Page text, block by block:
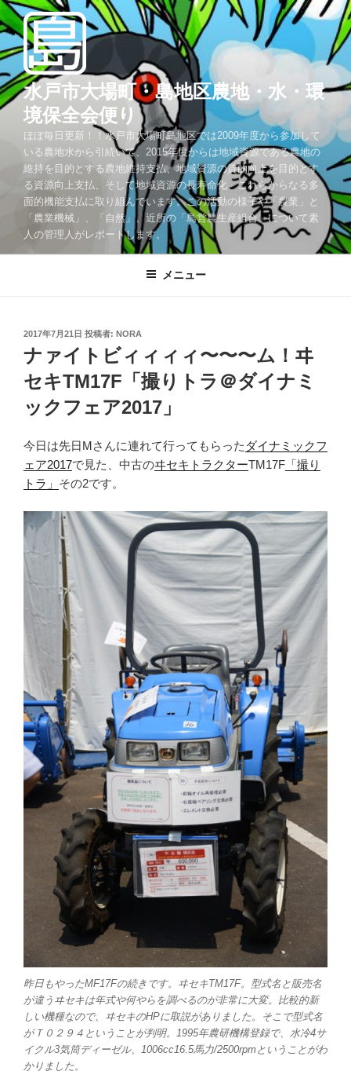
コ
ン
テ
ン
ツ
へ
水戸市大場町・島地区農地・水・環
境保全会便り
ほぼ毎日更新！！水戸市大場町島地区では2009年度から参加して
いる農地水から引続いて、2015年度からは地域資源である農地の
維持を目的とする農地維持支払、地域資源の質的向上を目的とす
る資源向上支払、そして地域資源の長寿命化、これらからなる多
面的機能支払に取り組んでいます。この活動の様子や「農業」と
「農業機械」、「自然」、近所の「島営農生産組合」について素
人の管理人がレポートします。
メニュー
投
日:
2017年7月21日 投稿者: NORA
ナァイトビィィィィ〜〜〜ム！ヰ
セキTM17F「撮りトラ＠ダイナミ
ックフェア2017」
今日は先日Mさんに連れて行ってもらった ダイナミックフ
ェア2017で見た、中古のヰセキトラクターTM17F 「撮り
トラ」 その2です。
昨日もやったMF17Fの続きです。ヰセキTM17F。型式名と販売名
が違うヰセキは年式や何やらを調べるのが非常に大変。比較的新
しい機種なので、ヰセキのHPに取説がありました。そこで型式名
がＴ０２９４ということが判明。1995年農研機構登録で、水冷4サ
イクル3気筒ディーゼル、1006cc16.5馬力/2500rpmということがわ
かりました。